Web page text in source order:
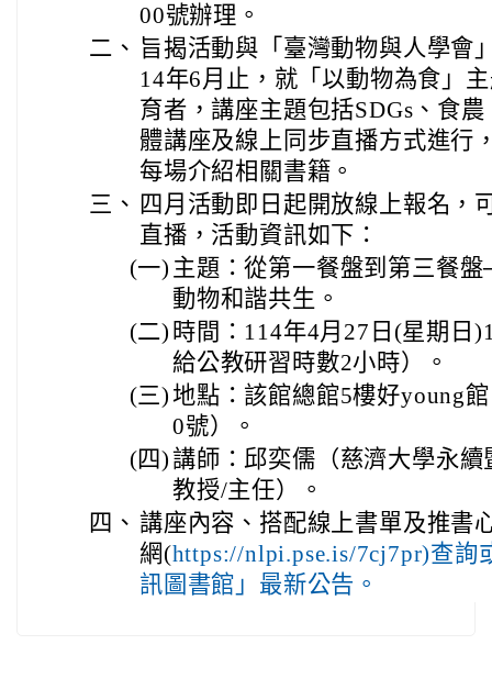
00號辦理。
二、 旨揭活動與「臺灣動物與人學會
14年6月止，就「以動物為食」
育者，講座主題包括SDGs、食
體講座及線上同步直播方式進行
每場介紹相關書籍。
三、 四月活動即日起開放線上報名，
直播，活動資訊如下：
(一) 主題：從第一餐盤到第三餐
動物和諧共生。
(二) 時間：114年4月27日(星期日
給公教研習時數2小時）。
(三)地點：該館總館5樓好young
0號）。
(四)講師：邱奕儒（慈濟大學永
教授/主任）。
四、 講座內容、搭配線上書單及推書
網(https://nlpi.pse.is/7cj7pr)查詢
訊圖書館」最新公告。